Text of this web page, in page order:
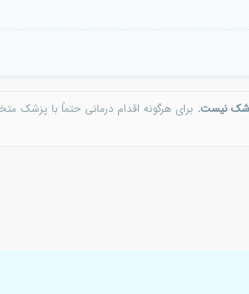
نیست. برای هرگونه اقدام درمانی حتماً با پزشک